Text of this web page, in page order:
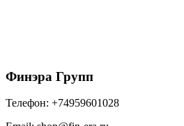
Финэра Групп
Телефон: +74959601028